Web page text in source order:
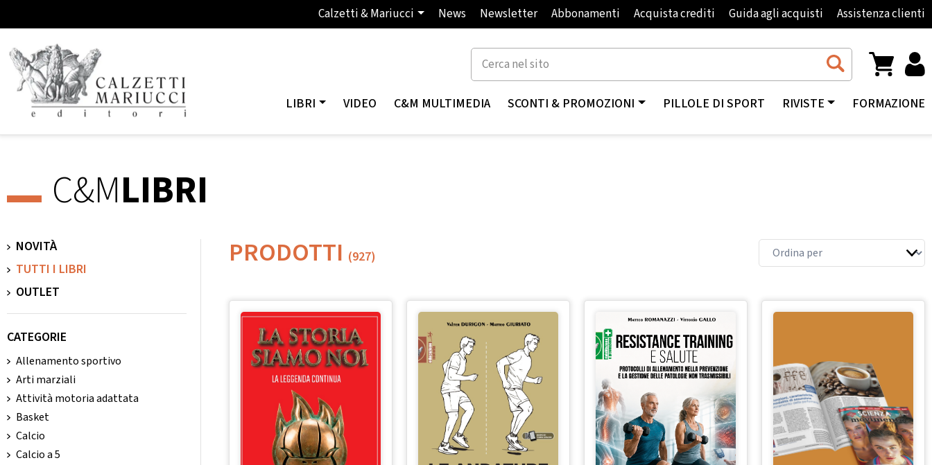
Calzetti & Mariucci News Newsletter Abbonamenti Acquista crediti Guida agli acquisti Assistenza clienti
LIBRI VIDEO C&M MULTIMEDIA SCONTI & PROMOZIONI PILLOLE DI SPORT RIVISTE FORMAZIONE
C&MLIBRI
NOVITÀ
TUTTI I LIBRI
OUTLET
CATEGORIE
Allenamento sportivo
Arti marziali
Attività motoria adattata
Basket
Calcio
Calcio a 5
PRODOTTI (927)